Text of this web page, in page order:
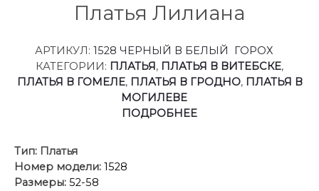
Платья Лилиана
АРТИКУЛ: 1528 ЧЕРНЫЙ В БЕЛЫЙ ГОРОХ
КАТЕГОРИИ: ПЛАТЬЯ, ПЛАТЬЯ В ВИТЕБСКЕ,
ПЛАТЬЯ В ГОМЕЛЕ, ПЛАТЬЯ В ГРОДНО, ПЛАТЬЯ В
МОГИЛЕВЕ
ПОДРОБНЕЕ
Тип: Платья
Номер модели: 1528
Размеры: 52-58